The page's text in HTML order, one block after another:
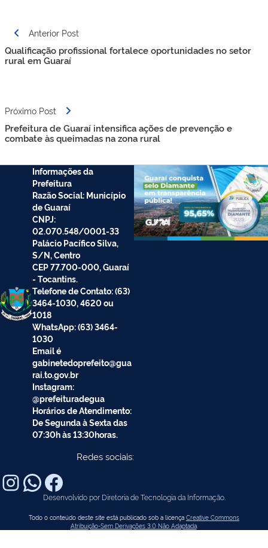
Anterior Post
Qualificação profissional fortalece oportunidades no setor
rural em Guaraí
Próximo Post
Prefeitura de Guaraí intensifica ações de prevenção e
combate às queimadas na zona rural
Informações da
Prefeitura
Razão Social: Município
de Guaraí
CNPJ:
02.070.548/0001-33
Palácio Pacífico Silva,
S/N, Centro
CEP 77.700-000, Guaraí
- Tocantins.
Telefone de Contato: (63)
3464-1030, 4620 ou
1018
WhatsApp: (63) 3464-
1030
Email é
gabinetedoprefeito@gua
rai.to.gov.br
Instagram:
@prefeituradegua
Horários de Atendimento:
De Segunda à Sexta das
07:30h às 13:30horas.
Redes sociais:
Desenvolvido por Diretoria de Tecnologia da Informação.
Todo o conteúdo deste site está publicado sob a licença Creative Commons
Atribuição-Sem Derivações 3.0 Não Adaptada.